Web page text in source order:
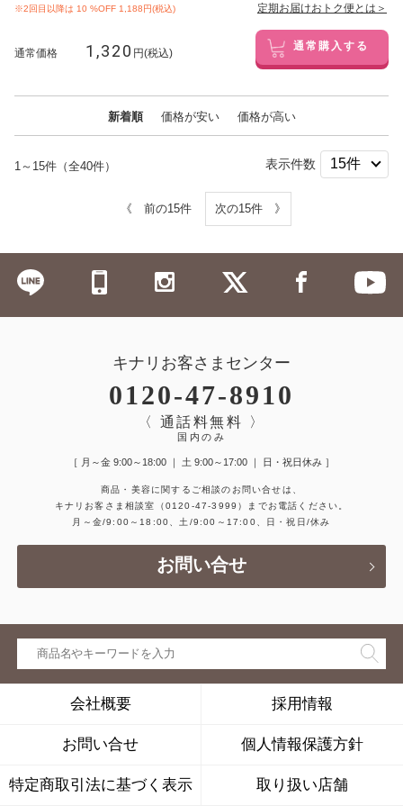
※2回目以降は 10 %OFF 1,188円(税込) 定期お届けおトク便とは＞
通常価格 1,320 円(税込) 通常購入する
新着順 価格が安い 価格が高い
1～15件（全40件） 表示件数
《 前の15件 次の15件 》
キナリお客さまセンター
0120-47-8910
〈 通話料無料 〉
国内のみ
［ 月～金 9:00～18:00 ｜ 土 9:00～17:00 ｜ 日・祝日休み ］
商品・美容に関するご相談のお問い合せは、
キナリお客さま相談室
（0120-47-3999）
までお電話ください。
月～金/9:00～18:00、土/9:00～17:00、日・祝日/休み
お問い合せ
会社概要 採用情報
お問い合せ 個人情報保護方針
特定商取引法に基づく表示 取り扱い店舗